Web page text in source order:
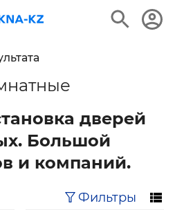
дверей
Большой
и компаний.
Фильтры